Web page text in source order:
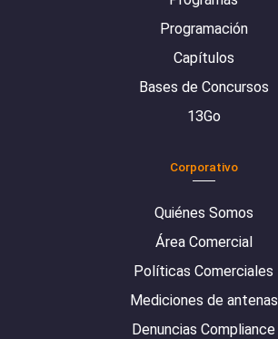
Programación
Capítulos
Bases de Concursos
13Go
Corporativo
Quiénes Somos
Área Comercial
Políticas Comerciales
Mediciones de antenas
Denuncias Compliance